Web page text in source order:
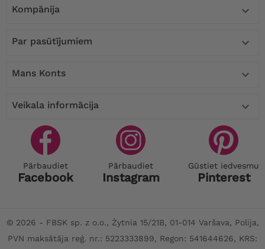
Kompānija 
Par pasūtījumiem 
Mans Konts 
Veikala informācija 
Pārbaudiet
Facebook
Pārbaudiet
Instagram
Gūstiet iedvesmu
Pinterest
© 2026 - FBSK sp. z o.o., Żytnia 15/21B, 01-014 Varšava, Polija,
PVN maksātāja reģ. nr.: 5223333899, Regon: 541644626, KRS: